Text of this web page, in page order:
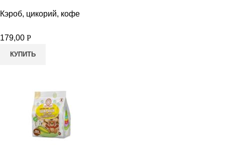
Кэроб, цикорий, кофе
179,00 Р
КУПИТЬ